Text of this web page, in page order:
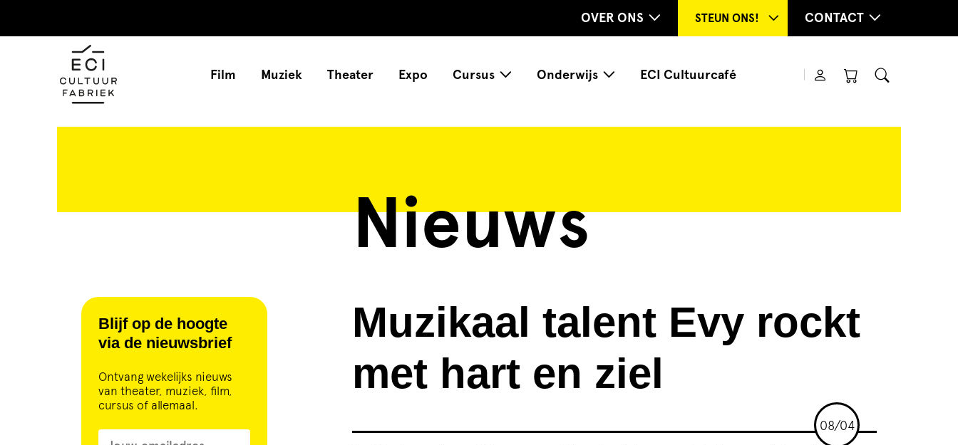
OVER ONS STEUN ONS! CONTACT
Film Muziek Theater Expo Cursus Onderwijs ECI Cultuurcafé
Nieuws
Blijf op de hoogte
via de nieuwsbrief
Ontvang wekelijks nieuws
van theater, muziek, film,
cursus of allemaal.
Muzikaal talent Evy rockt
met hart en ziel
08/04